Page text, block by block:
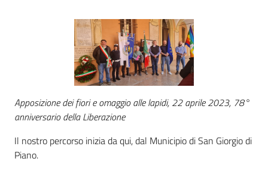
Amministrazione
Trasparente
Apposizione dei fiori e omaggio alle lapidi, 22 aprile 2023, 78°
anniversario della Liberazione
Il nostro percorso inizia da qui, dal Municipio di San Giorgio di
Piano.